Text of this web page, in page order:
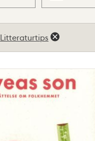
Litteraturtips